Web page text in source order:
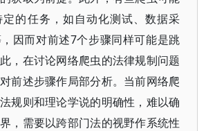
的任务，如自动化测试、数据采
因而对前述7个步骤同样可能是跳
，在讨论网络爬虫的法律规制问题
前述步骤作局部分析。当前网络爬
规则和理论学说的明确性，难以确
，需要以跨部门法的视野作系统性